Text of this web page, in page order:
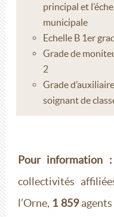
principal et
municipale
Echelle B 1er
Grade de
2
Grade
soignant de
Pour information :
collectivités
l’Orne, 1 859agents